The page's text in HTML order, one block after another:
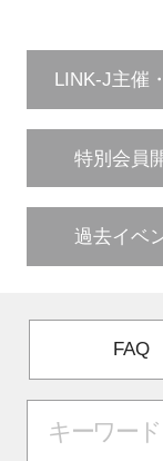
LINK-J主催
特別会員
過去イベ
FAQ